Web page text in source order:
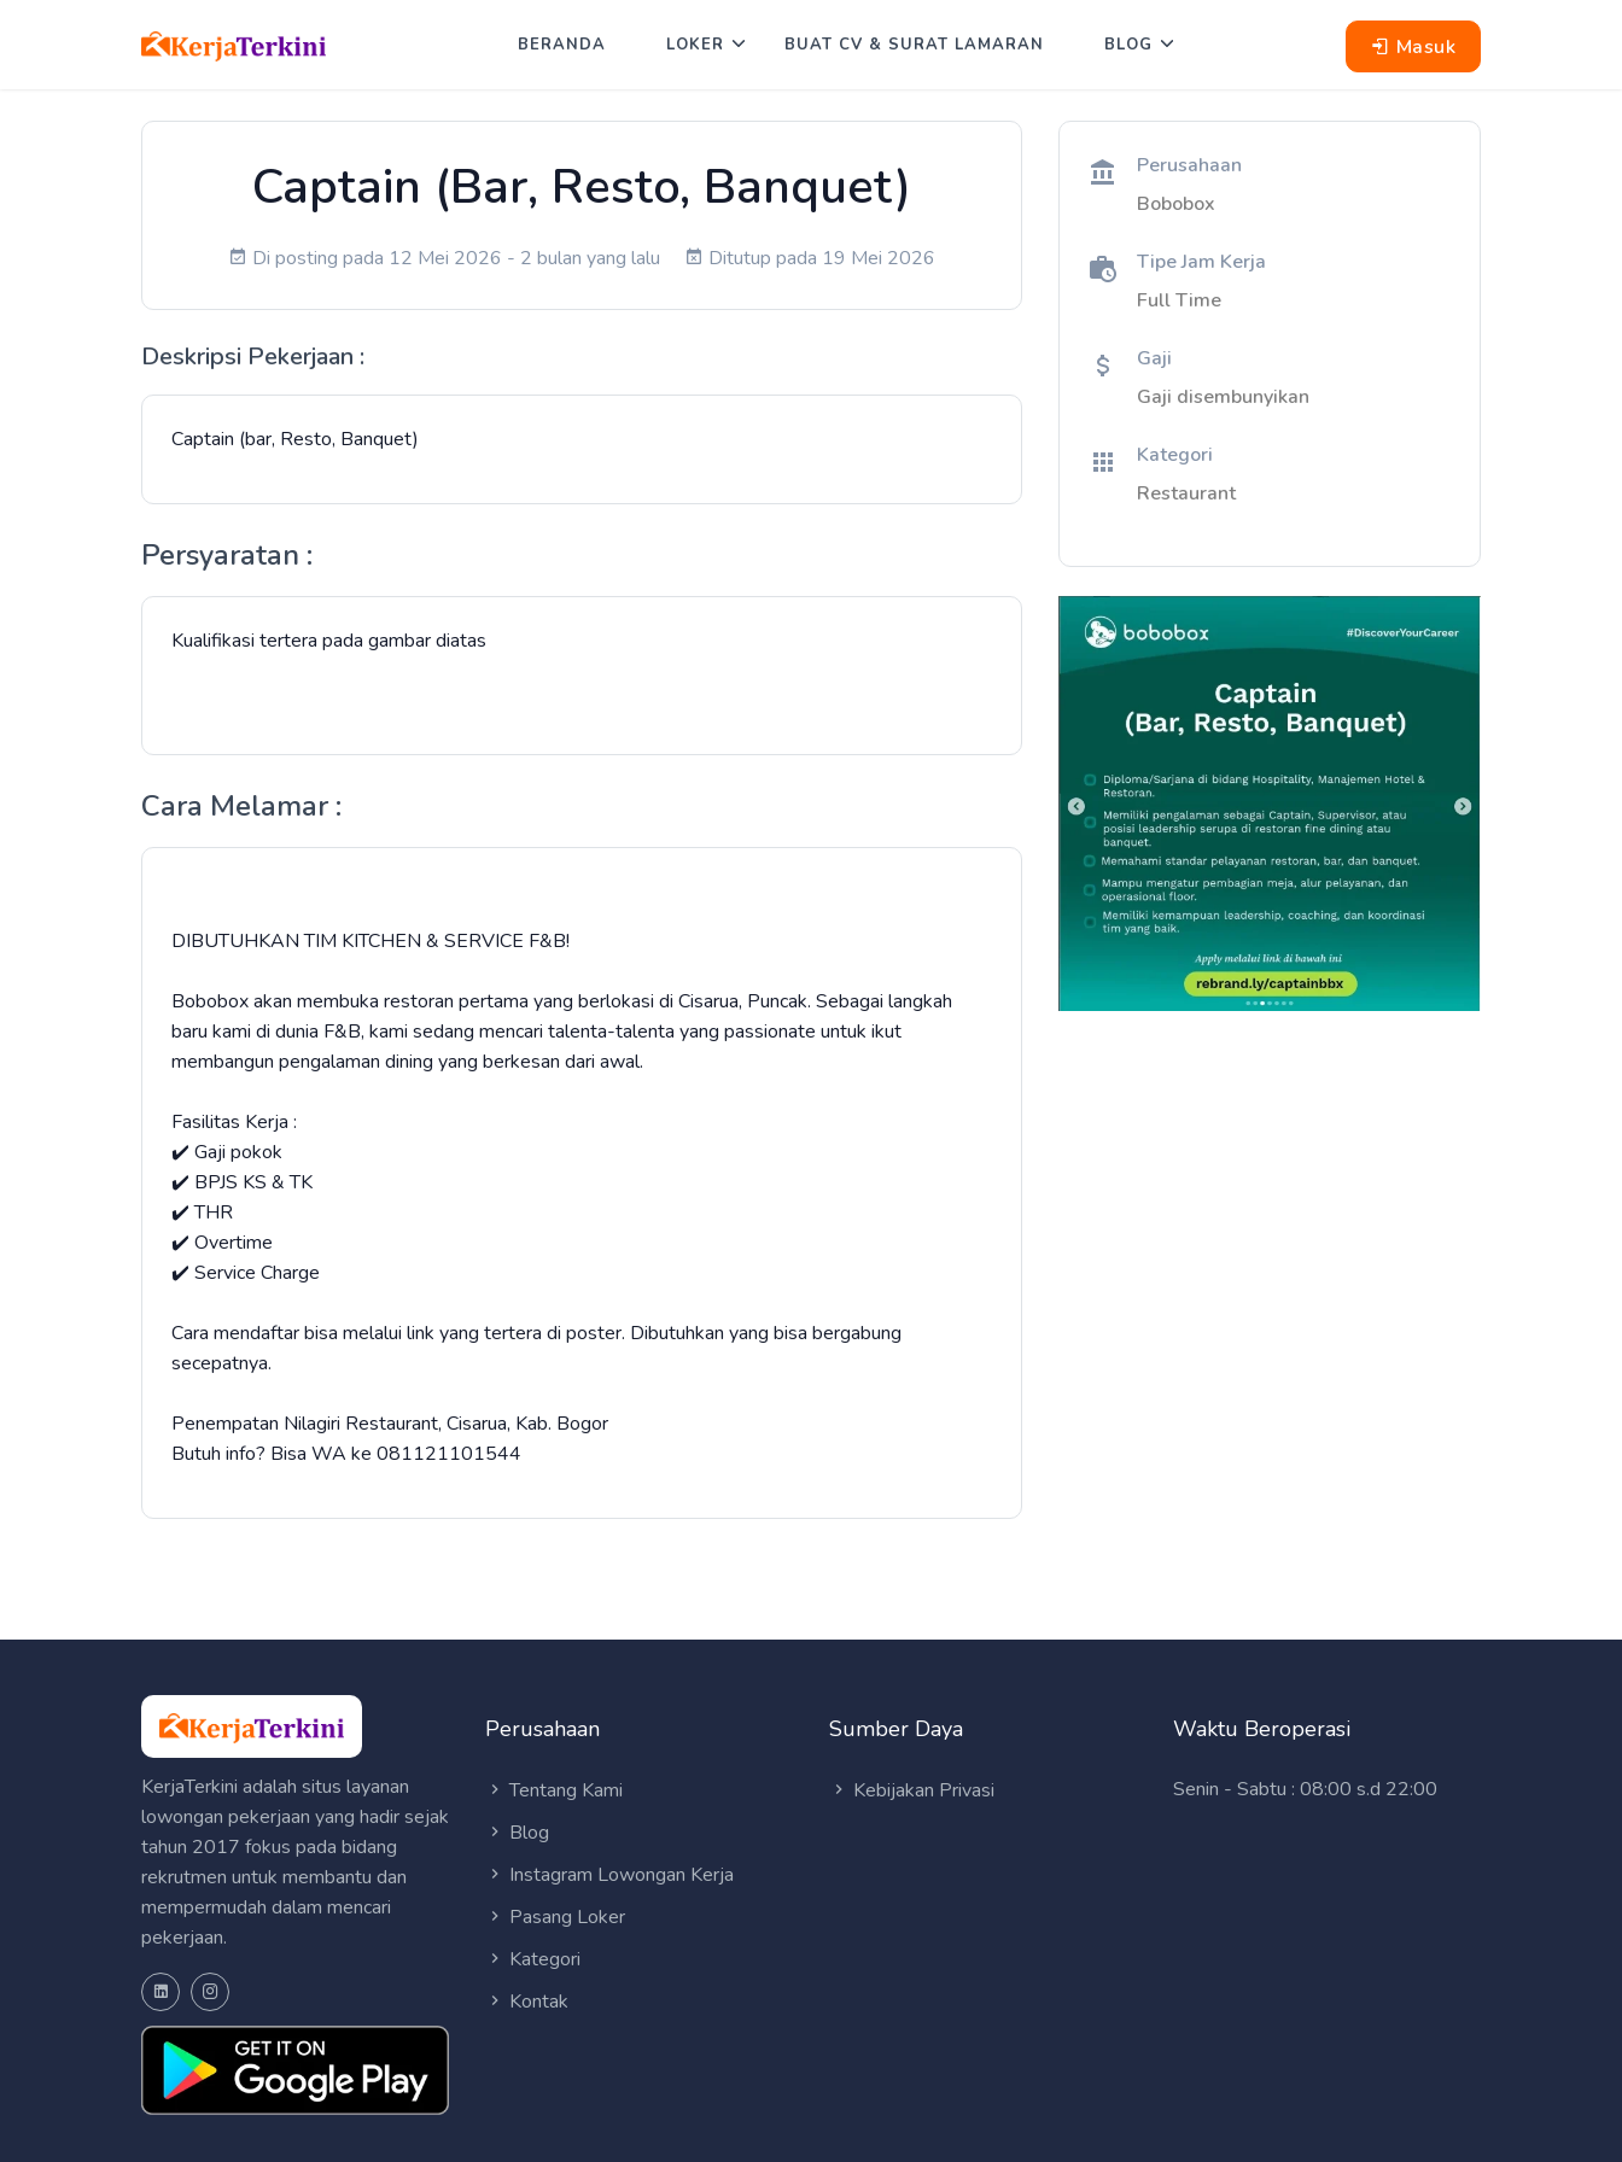
Masuk
BERANDA LOKER BUAT CV & SURAT LAMARAN BLOG
Captain (Bar, Resto, Banquet)
Di posting pada 12 Mei 2026 - 2 bulan yang lalu Ditutup pada 19 Mei 2026
Deskripsi Pekerjaan :
Captain (bar, Resto, Banquet)
Persyaratan :
Kualifikasi tertera pada gambar diatas
Cara Melamar :
DIBUTUHKAN TIM KITCHEN & SERVICE F&B!
Bobobox akan membuka restoran pertama yang berlokasi di Cisarua, Puncak. Sebagai langkah
baru kami di dunia F&B, kami sedang mencari talenta-talenta yang passionate untuk ikut
membangun pengalaman dining yang berkesan dari awal.
Fasilitas Kerja :
✔️ Gaji pokok
✔️ BPJS KS & TK
✔️ THR
✔️ Overtime
✔️ Service Charge
Cara mendaftar bisa melalui link yang tertera di poster. Dibutuhkan yang bisa bergabung
secepatnya.
Penempatan Nilagiri Restaurant, Cisarua, Kab. Bogor
Butuh info? Bisa WA ke ⁠081121101544
Perusahaan
Bobobox
Tipe Jam Kerja
Full Time
Gaji
Gaji disembunyikan
Kategori
Restaurant
KerjaTerkini adalah situs layanan
lowongan pekerjaan yang hadir sejak
tahun 2017 fokus pada bidang
rekrutmen untuk membantu dan
mempermudah dalam mencari
pekerjaan.
Perusahaan
Tentang Kami
Blog
Instagram Lowongan Kerja
Pasang Loker
Kategori
Kontak
Sumber Daya
Kebijakan Privasi
Waktu Beroperasi
Senin - Sabtu : 08:00 s.d 22:00